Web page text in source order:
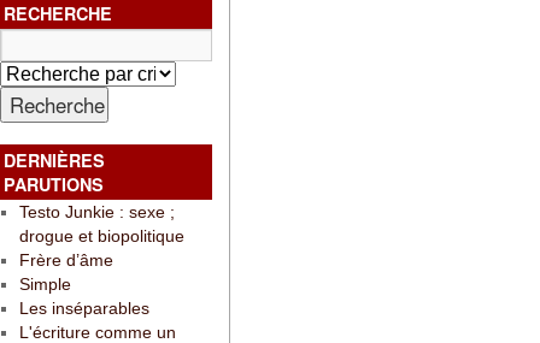
RECHERCHE
DERNIÈRES
PARUTIONS
Testo Junkie : sexe ;
drogue et biopolitique
Frère d’âme
Simple
Les inséparables
L'écriture comme un